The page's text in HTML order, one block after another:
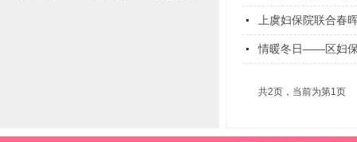
上虞妇保院联合春
情暖冬日——区妇
共2页，当前为第1页